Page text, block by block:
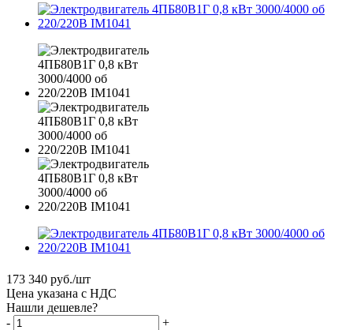
173 340 руб./шт
Цена указана с НДС
Нашли дешевле?
-
+